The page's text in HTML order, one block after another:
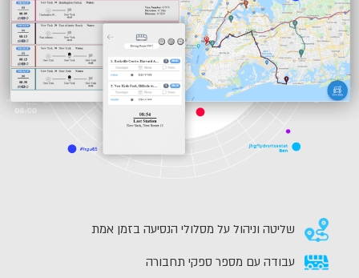
שליטה וניהול על מסלולי הנסיעה בזמן אמת
עבודה עם מספר ספקי תחבורה